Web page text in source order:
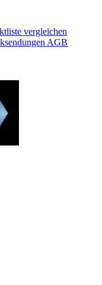
vergleichen
AGB